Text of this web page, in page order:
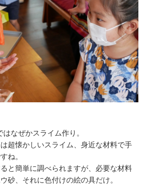
なぜかスライム作り。
超懐かしいスライム、身近な材料で手
ね。
と簡単に調べられますが、必要な材料
砂、それに色付けの絵の具だけ。